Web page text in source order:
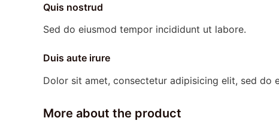
Quis nostrud
Sed do eiusmod tempor incididunt ut labore.
Duis aute irure
Dolor sit amet, consectetur adipisicing elit, sed do
More about the product